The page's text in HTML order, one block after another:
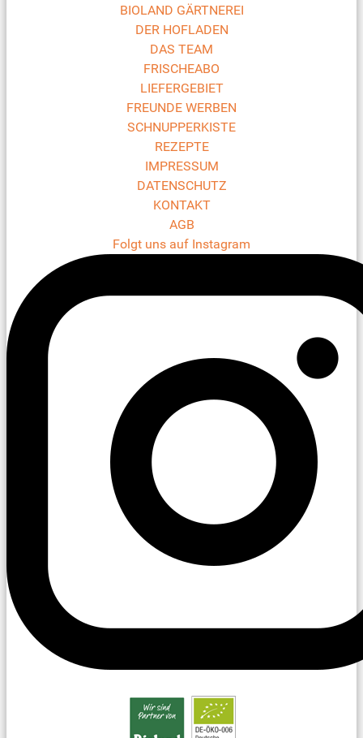
BIOLAND GÄRTNEREI
DER HOFLADEN
DAS TEAM
FRISCHEABO
LIEFERGEBIET
FREUNDE WERBEN
SCHNUPPERKISTE
REZEPTE
IMPRESSUM
DATENSCHUTZ
KONTAKT
AGB
Folgt uns auf Instagram